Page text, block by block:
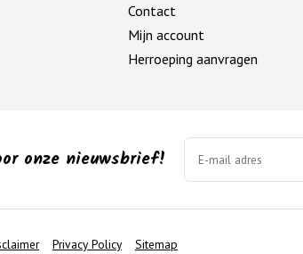
Contact
Mijn account
Herroeping aanvragen
onze nieuwsbrief!
Privacy Policy Sitemap